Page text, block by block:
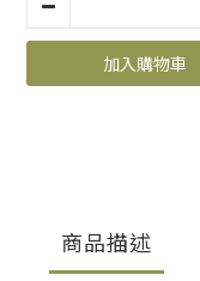
加入購物車
商品描述